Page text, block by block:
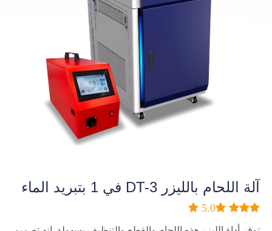
آلة اللحام بالليزر DT-3 في 1 بتبريد الماء


 
 5.0